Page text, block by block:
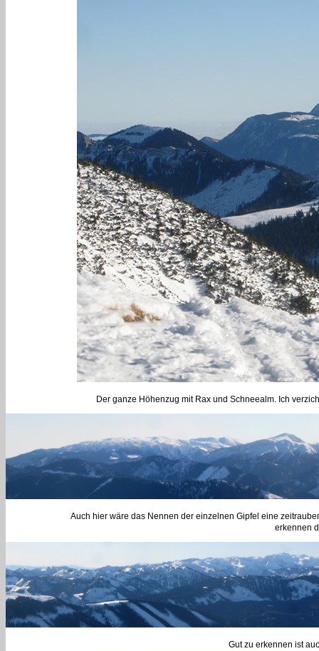
Der ganze Höhenzug mit Rax und Schneealm. Ich
Auch hier wäre das Nennen der einzelnen Gipfel eine
erkennen
Gut zu erkennen ist